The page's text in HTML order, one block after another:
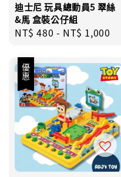
迪士尼 玩具總動員5 翠絲
&馬 盒裝公仔組
Regular
NT$ 480 - NT$ 1,000
優惠